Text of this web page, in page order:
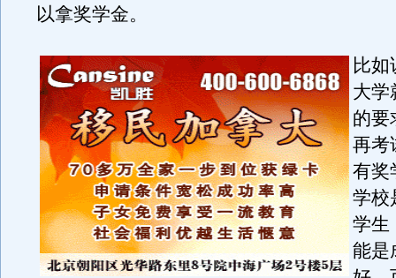
以拿奖学金。
比
大学
的要
再考
有奖
学校
学生
能是